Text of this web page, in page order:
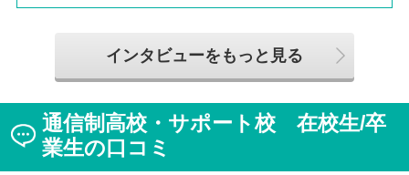
は、全日制高校での生活の中で体調を崩し、12月に第一
トやスクーリングをこなしながら、自分らしく過ごせる
ようになった2か月を振り返ってお話いただきました。
「通信制高校は家で一人で勉強するもの」というイメー
ジを持っていた田中さんですが、キャンパスでフェロー
（先生）や仲間に囲まれる中で、その不安は希望へと変
わったと言います。
インタビューをもっと見る
通信制高校・サポート校 在校生/卒
業生の口コミ